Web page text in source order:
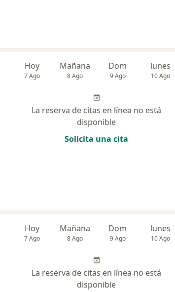
Hoy
7 Ago
Mañana
8 Ago
Dom
9 Ago
lunes
10 Ago
La reserva de citas en línea no está
disponible
Solicita una cita
Hoy
7 Ago
Mañana
8 Ago
Dom
9 Ago
lunes
10 Ago
La reserva de citas en línea no está
disponible